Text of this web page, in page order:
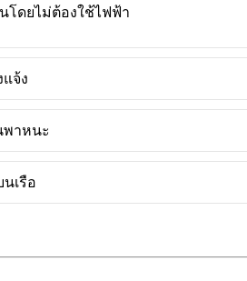
โดยไม่ต้องใช้ไฟฟ้า
จ้ง
พาหนะ
นเรือ